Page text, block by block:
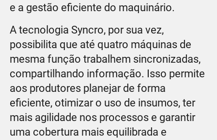
e a gestão eficiente do maquinário.
A tecnologia Syncro, por sua vez,
possibilita que até quatro máquinas de
mesma função trabalhem sincronizadas,
compartilhando informação. Isso permite
aos produtores planejar de forma
eficiente, otimizar o uso de insumos, ter
mais agilidade nos processos e garantir
uma cobertura mais equilibrada e